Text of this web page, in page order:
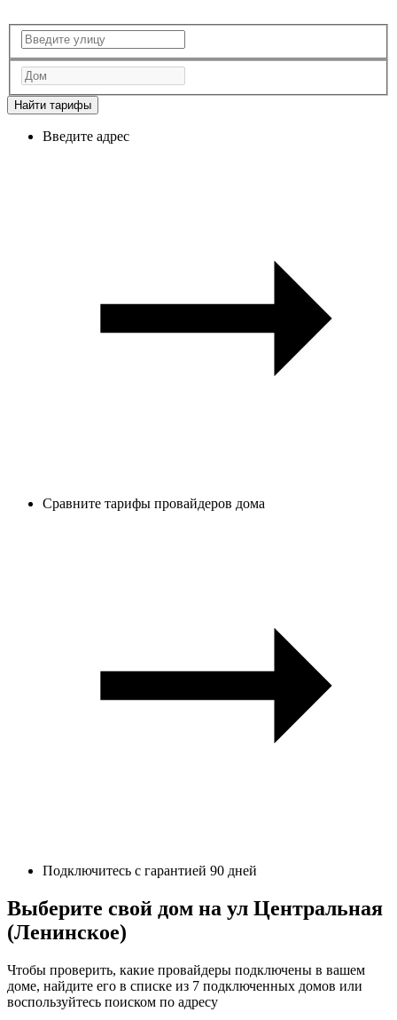
Найти тарифы
Введите адрес
Сравните тарифы провайдеров дома
Подключитесь с гарантией 90 дней
Выберите свой дом на ул Центральная
(Ленинское)
Чтобы проверить, какие провайдеры подключены в вашем
доме, найдите его в списке из 7 подключенных домов или
воспользуйтесь поиском по адресу